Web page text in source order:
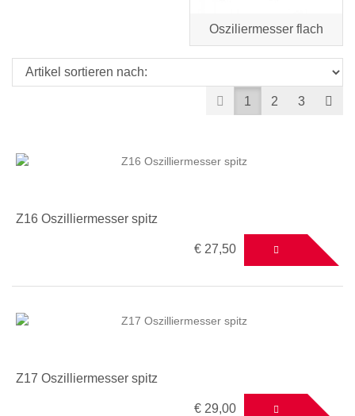
Osziliermesser flach
Prev1 2 3
Z16 Oszilliermesser spitz
€ 27,50
Z17 Oszilliermesser spitz
€ 29,00